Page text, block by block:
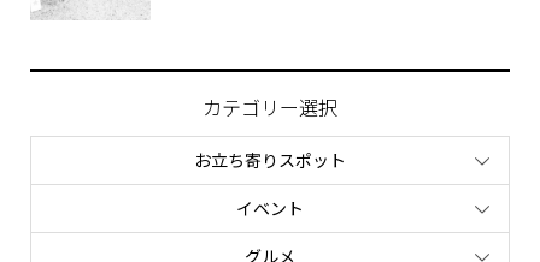
カテゴリー選択
お立ち寄りスポット
イベント
グルメ